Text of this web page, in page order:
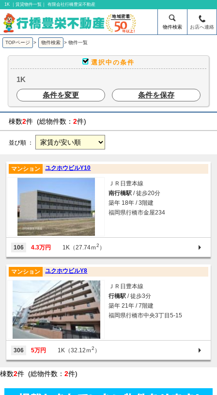
1K ｜賃貸物件一覧｜ 有限会社行橋豊栄不動産
物件検索 お店へ連絡
TOPページ > 物件検索 > 物件一覧
選択中の条件
1K
条件を変更
条件を保存
棟数2件 (総物件数： 2件)
並び順 ：
ユクホウビルY10
マンション
ＪＲ日豊本線
南行橋駅 / 徒歩20分
築年 18年 / 3階建
福岡県行橋市金屋234
106 4.3万円 1K（27.74ｍ2 ）
ユクホウビルY8
マンション
ＪＲ日豊本線
行橋駅 / 徒歩3分
築年 21年 / 7階建
福岡県行橋市中央3丁目5-15
306 5万円 1K（32.12ｍ2 ）
棟数2件 (総物件数： 2件)